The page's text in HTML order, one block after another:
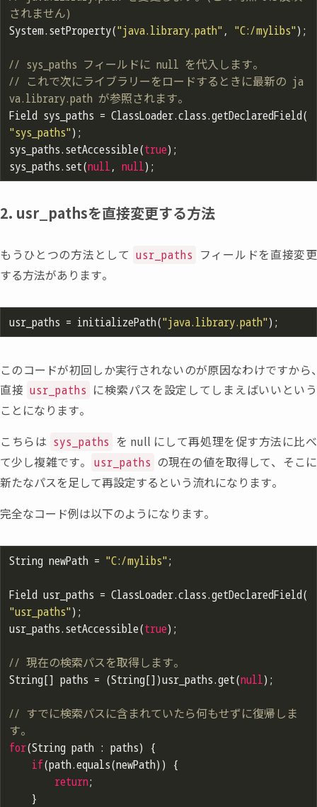
されません)
System.setProperty("java.library.path" , "C:/mylibs");
// sys_paths フィールドに null を代入します。
// これで次にライブラリーをロードするときに最新の ja
va.library.path が参照されます。
Field sys_paths = ClassLoader.class.getDeclaredField(
"sys_paths");
sys_paths.setAccessible(true);
sys_paths.set(null, null
2. usr_pathsを直接変更する方法
もうひとつの方法として usr_paths フィールドを直接変更
する方法があります。
usr_paths = initializePath("java.library.path"
このコードが初回しか実行されないのが原因なわけですから、
直接 usr_paths に検索パスを設定してしまえばいいという
ことになります。
こちらは sys_paths を null にして再処理を促す方法に比べ
て少し複雑です。
usr_paths の現在の値を取得して、 そこに
新たなパスを足して再設定するという流れになります。
完全なコード例は以下のようになります。
String newPath = "C:/mylibs";
Field usr_paths = ClassLoader.class.getDeclaredField(
"usr_paths");
usr_paths.setAccessible(true);
// 現在の検索パスを取得します。
String[] paths = (String[])usr_paths.get(null);
// すでに検索パスに含まれていたら何もせずに復帰しま
す。
for(String path : paths) {
if(path.equals(newPath)) {
return;